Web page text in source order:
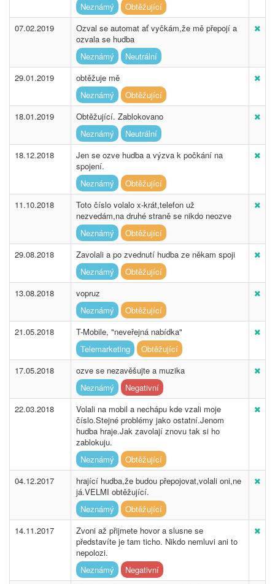
Neznámý
Obtěžující
07.02.2019
Ozval se automat ať vyčkám,že mě přepojí a
ozvala se hudba
Neznámý
Neutrální
29.01.2019
obtěžuje mě
Neznámý
Obtěžující
18.01.2019
Obtěžující. Zablokovano
Neznámý
Neutrální
18.12.2018
Jen se ozve hudba a výzva k počkání na
spojení.
Neznámý
Obtěžující
11.10.2018
Toto číslo volalo x-krát,telefon už
nezvedám,na druhé straně se nikdo neozve
Neznámý
Obtěžující
29.08.2018
Zavolali a po zvednutí hudba ze někam spoji
Neznámý
Obtěžující
13.08.2018
vopruz
Neznámý
Obtěžující
21.05.2018
T-Mobile, "neveřejná nabídka"
Telemarketing
Obtěžující
17.05.2018
ozve se nezavěšujte a muzika
Neznámý
Negativní
22.03.2018
Volali na mobil a nechápu kde vzali moje
číslo.Stejné problémy jako ostatní.Jenom
hudba hraje.Jak zavolají znovu tak si ho
zablokuju.
Neznámý
Obtěžující
04.12.2017
hrající hudba,že budou přepojovat,volali oni,ne
já.VELMI obtěžující.
Neznámý
Obtěžující
14.11.2017
Zvoni až přijmete hovor a slusne se
představíte je tam ticho. Nikdo nemluvi ani to
nepolozi.
Neznámý
Negativní